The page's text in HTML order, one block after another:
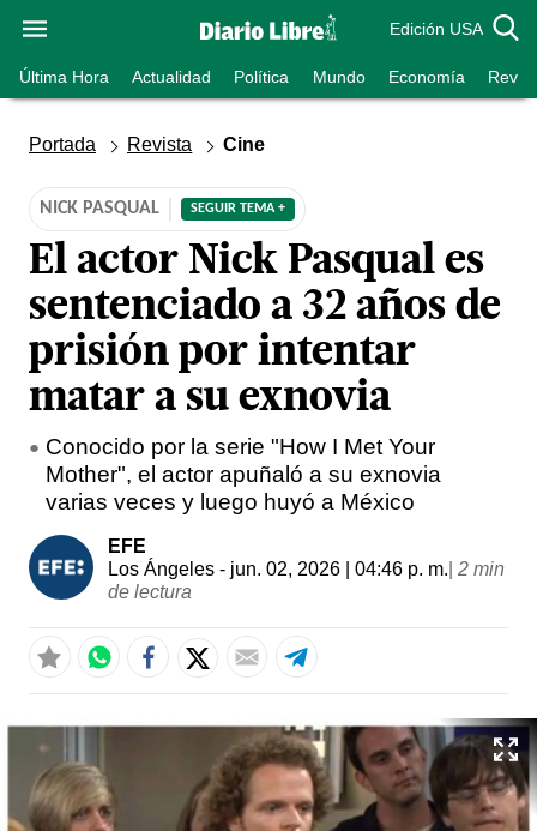
Edición USA
Última Hora Actualidad Política Mundo Economía
Portada Revista Cine
NICK PASQUAL SEGUIR TEMA +
El actor Nick Pasqual es
sentenciado a 32 años de
prisión por intentar
matar a su exnovia
Conocido por la serie "How I Met Your
Mother", el actor apuñaló a su exnovia
varias veces y luego huyó a México
EFE
Los Ángeles - jun. 02, 2026 | 04:46 p. m. 2 min
de lectura